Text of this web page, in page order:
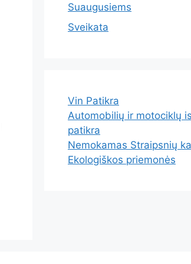
Suaugusiems
Sveikata
Vin Patikra
Automobilių ir motociklų
patikra
Nemokamas Straipsnių
Ekologiškos priemonės